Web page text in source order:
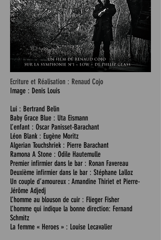
Ecriture et Réalisation : Renaud Cojo
Image : Denis Louis
Lui : Bertrand Belin
Baby Grace Blue : Uta Eismann
L’enfant : Oscar Panisset-Barachant
Léon Blank : Eugène Moritz
Algerian Touchshriek : Pierre Barachant
Ramona A Stone : Odile Hautemulle​
Premier infirmier dans le bar : Ronan Favereau
Deuxième infirmier dans le bar : Stéphane Lalloz
Un couple d’amoureux : Amandine Thiriet et Pierre-
Jérôme Adjedj
L’homme au blouson de cuir : Flieger Fisher
L’homme qui indique la bonne direction: Fernand
Schmitz
La femme « Heroes » : Louise Lecavalier